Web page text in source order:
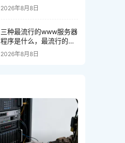
2026年8月8日
三种最流行的www服务器
程序是什么，最流行的
web服务器有哪些？
2026年8月8日